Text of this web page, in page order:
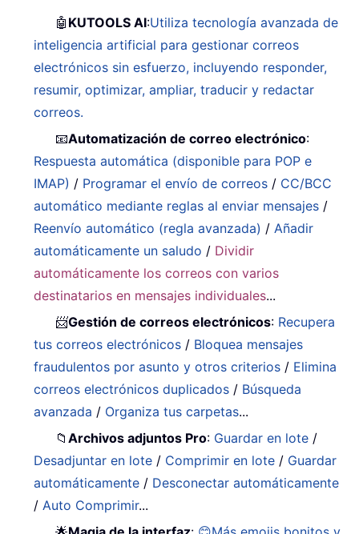
🤖 KUTOOLS AI:Utiliza tecnología avanzada de
inteligencia artificial para gestionar correos
electrónicos sin esfuerzo, incluyendo responder,
resumir, optimizar, ampliar, traducir y redactar
correos.
📧Automatización de correo electrónico:
Respuesta automática (disponible para POP e
IMAP) / Programar el envío de correos / CC/BCC
automático mediante reglas al enviar mensajes /
Reenvío automático (regla avanzada) / Añadir
automáticamente un saludo / Dividir
automáticamente los correos con varios
destinatarios en mensajes individuales...
📨Gestión de correos electrónicos: Recupera
tus correos electrónicos / Bloquea mensajes
fraudulentos por asunto y otros criterios / Elimina
correos electrónicos duplicados / Búsqueda
avanzada / Organiza tus carpetas...
📁Archivos adjuntos Pro: Guardar en lote /
Desadjuntar en lote / Comprimir en lote / Guardar
automáticamente / Desconectar automáticamente
/ Auto Comprimir...